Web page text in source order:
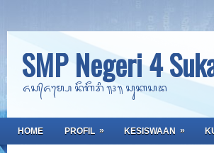
SMP Negeri 4
ᬏᬲ᭄ᬏᬫ᭄ᬧᬾ ᬦᭂᬕᭂᬭᬶ ᭟᭔᭟ ᬲᬸᬓᬲᬤ
HOME PROFIL » KESISWAAN »